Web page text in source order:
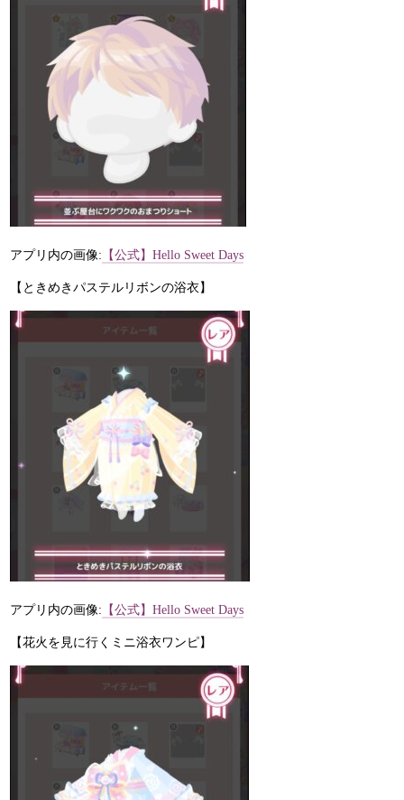
アプリ内の画像: 【公式】Hello Sweet Days
【ときめきパステルリボンの浴衣】
アプリ内の画像: 【公式】Hello Sweet Days
【花火を見に行くミニ浴衣ワンピ】